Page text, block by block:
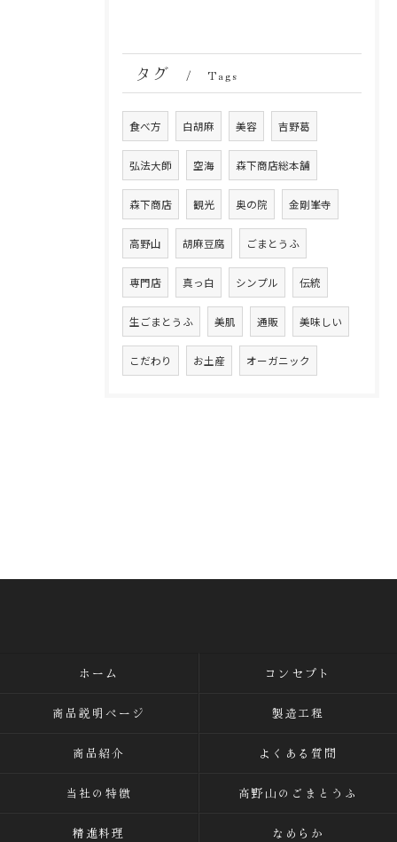
タグ Tags
食べ方 白胡麻 美容 吉野葛
弘法大師 空海 森下商店総本舗
森下商店 観光 奥の院 金剛峯寺
高野山 胡麻豆腐 ごまとうふ
専門店 真っ白 シンプル 伝統
生ごまとうふ 美肌 通販 美味しい
こだわり お土産 オーガニック
ホーム コンセプト
商品説明ページ 製造工程
商品紹介 よくある質問
当社の特徴 高野山のごまとうふ
精進料理 なめらか